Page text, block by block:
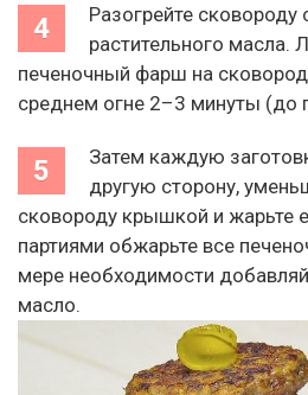
Разогрейте сковороду
растительного
печеночный фарш на
среднем огне 2–3 минуты (до
Затем каждую
другую сторону,
сковороду крышкой и жарьте
партиями обжарьте все
мере необходимости
масло.